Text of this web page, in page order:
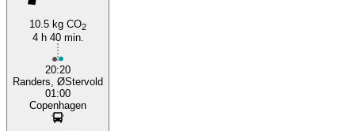
10.5 kg CO2
4 h 40 min.
20:20
Randers, ØStervold
01:00
Copenhagen